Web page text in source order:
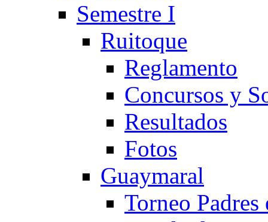
Semestre I
Ruitoque
Reglamento
Concursos y
Resultados
Fotos
Guaymaral
Torneo